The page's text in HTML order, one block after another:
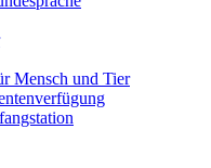
Mensch und Tier